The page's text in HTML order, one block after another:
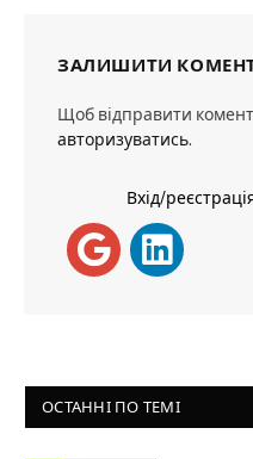
ЗАЛИШИТИ
Щоб відправити
авторизуватись.
Вхід/
ОСТАННІ ПО ТЕМІ